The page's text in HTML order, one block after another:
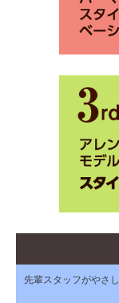
先輩スタッフがやさ